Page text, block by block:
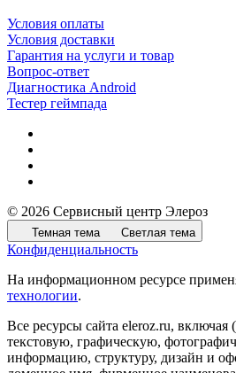
Условия оплаты
Условия доставки
Гарантия на услуги и товар
Вопрос-ответ
Диагностика Android
Тестер геймпада
© 2026 Сервисный центр Элероз
Темная тема Светлая тема
Конфиденциальность
На информационном ресурсе
технологии.
Все ресурсы сайта eleroz.ru, включая
текстовую, графическую,
информацию, структуру, дизайн и